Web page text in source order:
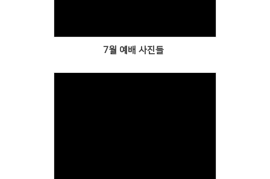
7월 예배 사진들